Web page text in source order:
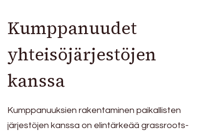
Kumppanuudet
yhteisöjärjestöjen
kanssa
Kumppanuuksien rakentaminen paikallisten
järjestöjen kanssa on elintärkeää grassroots-